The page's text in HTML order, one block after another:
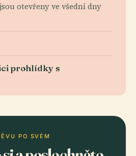
otevřeny ve všední dny
prohlídky s
PO SVÉM